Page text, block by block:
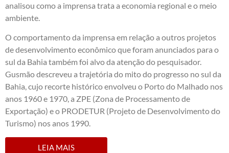
analisou como a imprensa trata a economia regional e o meio
ambiente.
O comportamento da imprensa em relação a outros projetos
de desenvolvimento econômico que foram anunciados para o
sul da Bahia também foi alvo da atenção do pesquisador.
Gusmão descreveu a trajetória do mito do progresso no sul da
Bahia, cujo recorte histórico envolveu o Porto do Malhado nos
anos 1960 e 1970, a ZPE (Zona de Processamento de
Exportação) e o PRODETUR (Projeto de Desenvolvimento do
Turismo) nos anos 1990.
LEIA MAIS